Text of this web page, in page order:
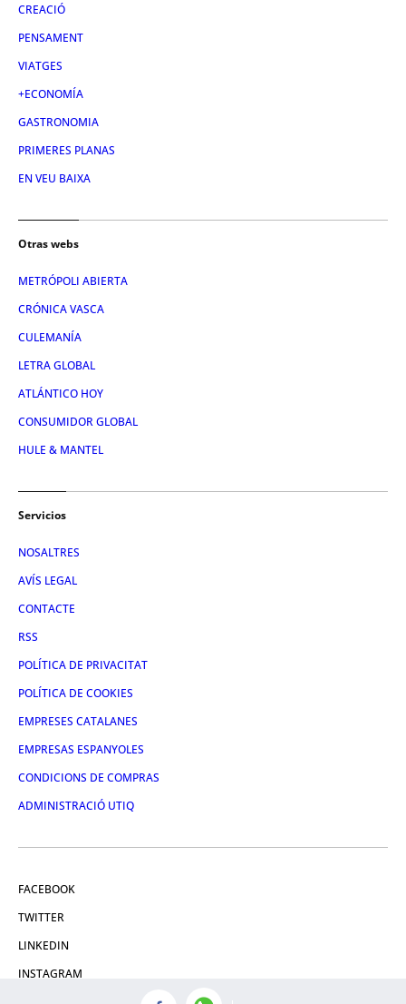
CREACIÓ
PENSAMENT
VIATGES
+ECONOMÍA
GASTRONOMIA
PRIMERES PLANAS
EN VEU BAIXA
Otras webs
METRÓPOLI ABIERTA
CRÓNICA VASCA
CULEMANÍA
LETRA GLOBAL
ATLÁNTICO HOY
CONSUMIDOR GLOBAL
HULE & MANTEL
Servicios
NOSALTRES
AVÍS LEGAL
CONTACTE
RSS
POLÍTICA DE PRIVACITAT
POLÍTICA DE COOKIES
EMPRESES CATALANES
EMPRESAS ESPANYOLES
CONDICIONS DE COMPRAS
ADMINISTRACIÓ UTIQ
FACEBOOK
TWITTER
LINKEDIN
INSTAGRAM